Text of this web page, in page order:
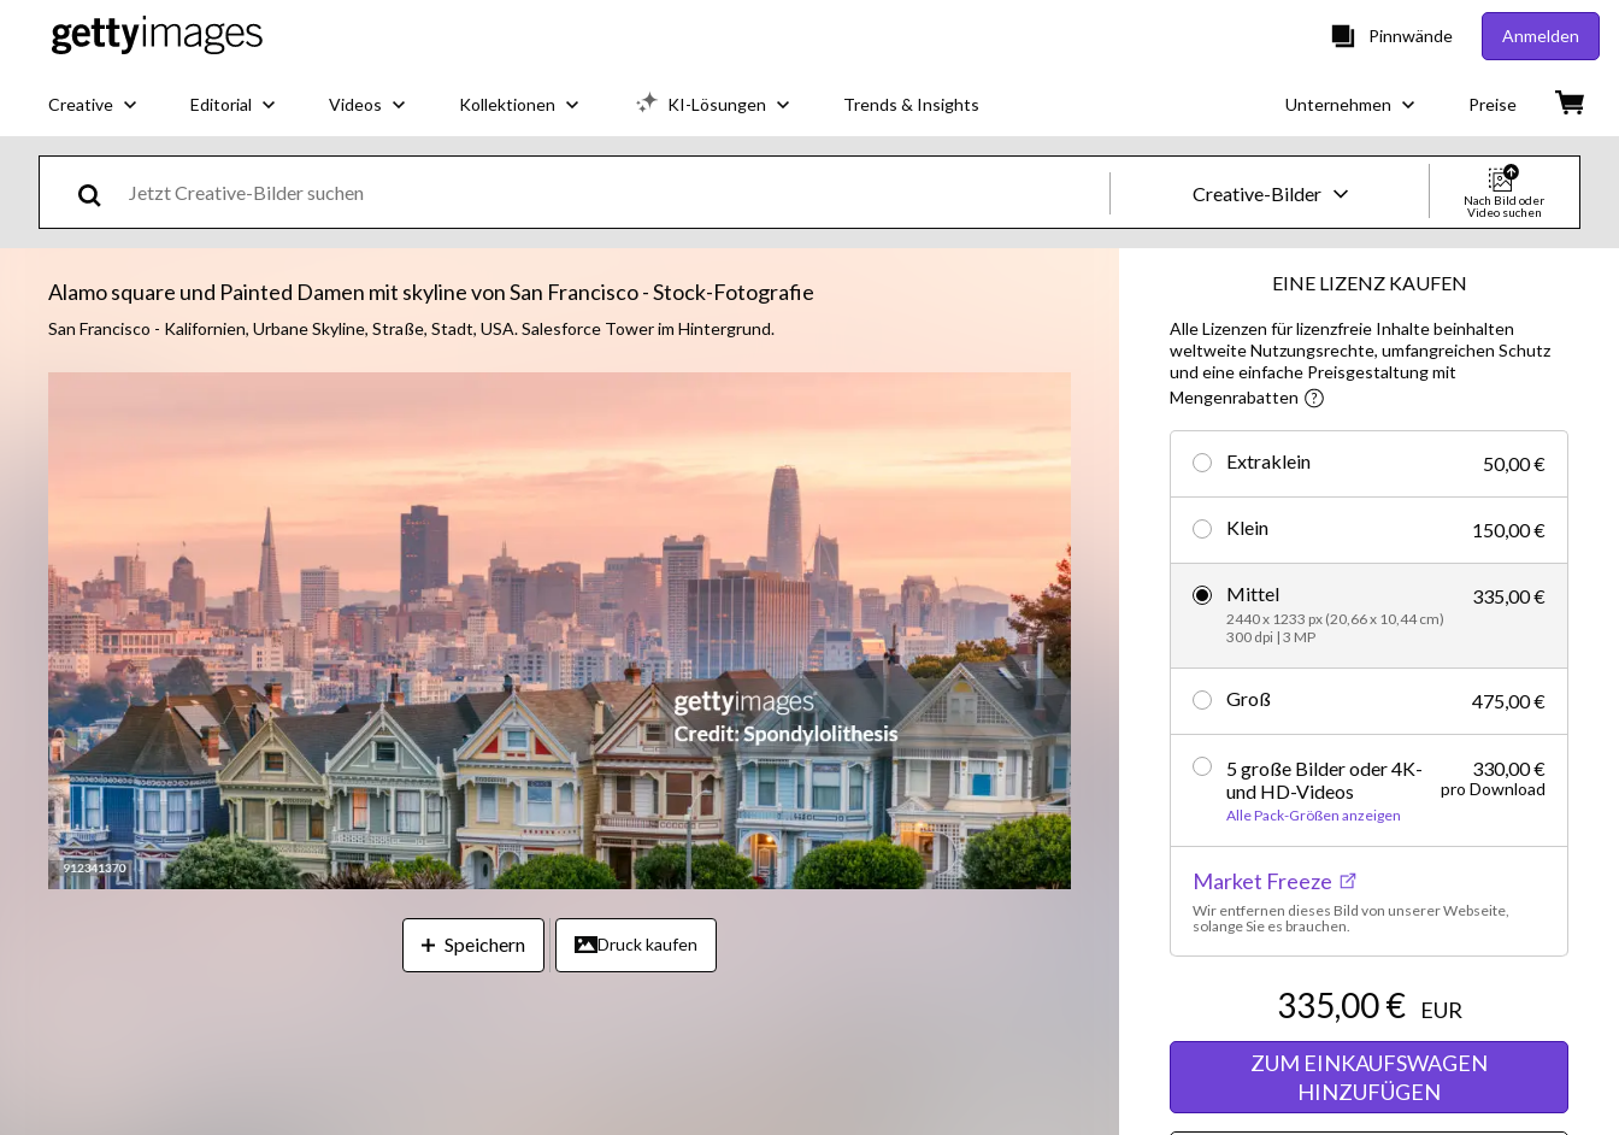
Pinnwände Anmelden
Creative Editorial Videos Kollektionen KI-Lösungen Trends & Insights Unternehmen Preise
Creative-Bilder
Bilder
Creative
Creative
Editorial
Nach Bild oder
Video suchen
Alamo square und Painted Damen mit skyline von San Francisco - Stock-Fotografie
San Francisco - Kalifornien, Urbane Skyline, Straße, Stadt, USA. Salesforce Tower im Hintergrund.
Speichern Druck kaufen
EINE LIZENZ KAUFEN
Alle Lizenzen für lizenzfreie Inhalte beinhalten
weltweite Nutzungsrechte, umfangreichen Schutz
und eine einfache Preisgestaltung mit
Mengenrabatten
Extraklein 50,00 €
Klein 150,00 €
Mittel
2440 x 1233 px (20,66 x 10,44 cm)
300 dpi | 3 MP
335,00 €
Groß 475,00 €
5 große Bilder oder 4K-
und HD-Videos
Alle Pack-Größen anzeigen
330,00 €
pro Download
Market Freeze
Wir entfernen dieses Bild von unserer Webseite,
solange Sie es brauchen.
335,00 €
EUR
ZUM EINKAUFSWAGEN
HINZUFÜGEN